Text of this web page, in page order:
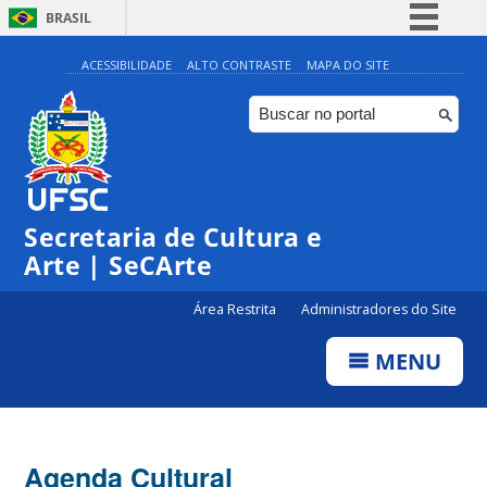
BRASIL
Simplifique!
Comunica BR
Participe
ACESSIBILIDADE ALTO CONTRASTE MAPA DO SITE
Secretaria de Cultura e
Arte | SeCArte
Área Restrita Administradores do Site
MENU
Agenda Cultural